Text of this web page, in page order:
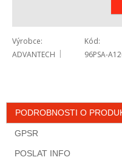
Výrobce
ADVANTECH
Kód
96PSA-
PODROBNOSTI O
GPSR
POSLAT INFO